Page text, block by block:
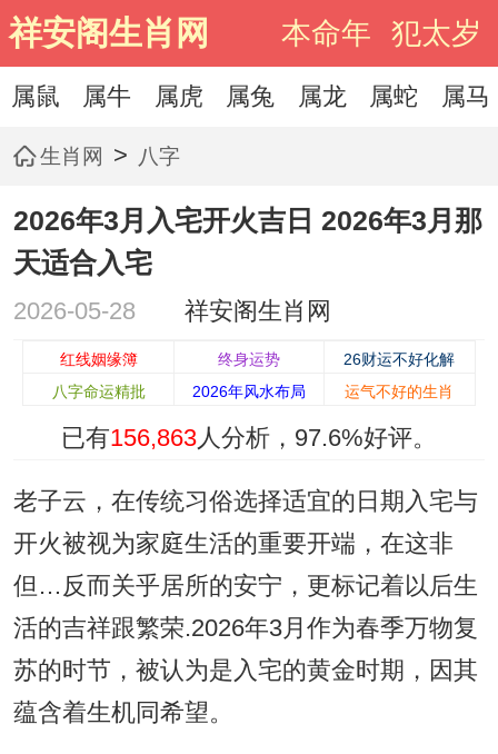
祥安阁生肖网 本命年 犯太岁
属鼠 属牛 属虎 属兔 属龙 属蛇 属马
生肖网 > 八字
2026年3月入宅开火吉日 2026年3月那
天适合入宅
2026-05-28 祥安阁生肖网
红线姻缘簿 终身运势
26财运不好化解
八字命运精批
2026年风水布局 运气不好的生肖
已有156,863人分析， 97.6%好评。
老子云，在传统习俗选择适宜的日期入宅与
开火被视为家庭生活的重要开端，在这非
但…反而关乎居所的安宁，更标记着以后生
活的吉祥跟繁荣.2026年3月作为春季万物复
苏的时节，被认为是入宅的黄金时期，因其
蕴含着生机同希望。